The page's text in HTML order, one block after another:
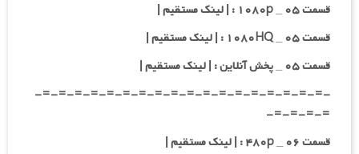
قسمت ۰۵ _ ۱۰۸۰p : | لینک مستقیم |
قسمت ۰۵ _ ۱۰۸۰HQ : | لینک مستقیم |
قسمت ۰۵ _ پخش آنلاین : | لینک مستقیم |
-=-=-=-=-=-=-=-=-=-=-=-=-=-=-=-=-=-=-
=-=-=-=-
قسمت ۰۶ _ ۴۸۰p : | لینک مستقیم |